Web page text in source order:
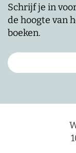
Schrijf je in
de hoogte van
boeken.